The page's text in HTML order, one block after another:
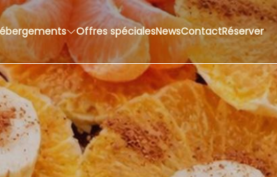
Offres spécialesNewsContactRéserver